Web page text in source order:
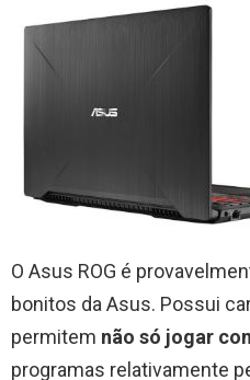
O Asus ROG é
bonitos da Asus. Possui
permitem não só jogar
programas relativamente